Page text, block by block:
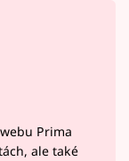
Prima
ale také